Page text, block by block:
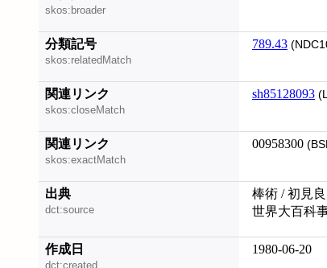
skos:broader
分類記号
skos:relatedMatch
789.43
関連リンク
skos:closeMatch
sh85128093
関連リンク
skos:exactMatch
00958300
出典
dct:source
棒術 / 初見
世界大百科
作成日
dct:created
1980-06-20